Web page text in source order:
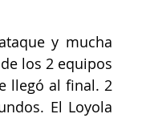
y mucha
los 2 equipos
llegó al final. 2
El Loyola